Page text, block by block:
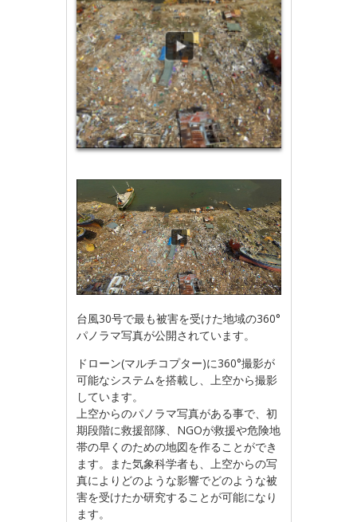
台風30号で最も被害を受けた地域の360°
パノラマ写真が公開されています。
ドローン(マルチコプター)に360°撮影が
可能なシステムを搭載し、上空から撮影
しています。
上空からのパノラマ写真がある事で、初
期段階に救援部隊、NGOが救援や危険地
帯の早くのための地図を作ることができ
ます。また気象科学者も、上空からの写
真によりどのような影響でどのような被
害を受けたか研究することが可能になり
ます。